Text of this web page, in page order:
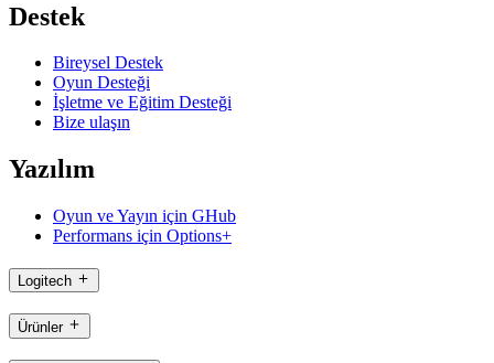
Destek
Bireysel Destek
Oyun Desteği
İşletme ve Eğitim Desteği
Bize ulaşın
Yazılım
Oyun ve Yayın için GHub
Performans için Options+
Logitech
Ürünler